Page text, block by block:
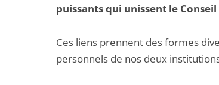
puissants qui unissent le
Ces liens prennent des formes
personnels de nos deux